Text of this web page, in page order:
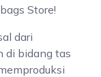
Store!
dari
di bidang tas